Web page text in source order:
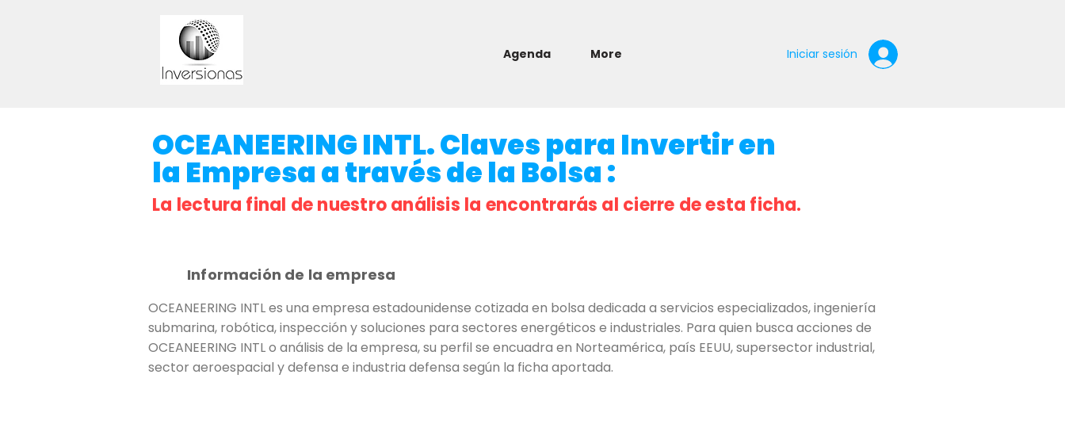
Agenda More Iniciar sesión
OCEANEERING INTL. Claves para Invertir en
la Empresa a través de la Bolsa :
La lectura final de nuestro análisis la encontrarás al cierre de esta ficha.
Información de la empresa
OCEANEERING INTL es una empresa estadounidense cotizada en bolsa dedicada a servicios especializados, ingeniería
submarina, robótica, inspección y soluciones para sectores energéticos e industriales. Para quien busca acciones de
OCEANEERING INTL o análisis de la empresa, su perfil se encuadra en Norteamérica, país EEUU, supersector industrial,
sector aeroespacial y defensa e industria defensa según la ficha aportada.